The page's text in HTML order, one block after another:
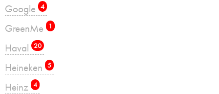
Google 4
GreenMe 1
Haval 20
Heineken 5
Heinz 4